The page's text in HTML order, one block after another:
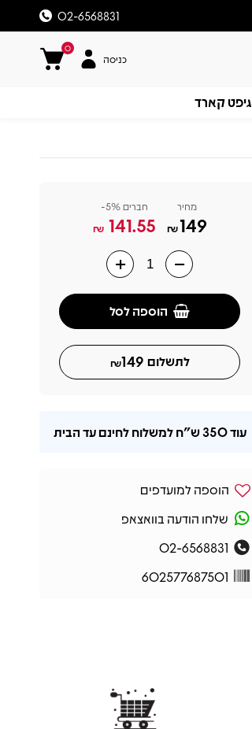
02-6568831
0
כניסה
גיפט קארד
מחיר
149
₪
חברים 5%-
141.55
₪
הוספה לסל
לתשלום 149
₪
עוד350 ש"ח למשלוח לחינם עד הבית
הוספה למועדפים
שלחו הודעה בוואצאפ
02-6568831
602577687501